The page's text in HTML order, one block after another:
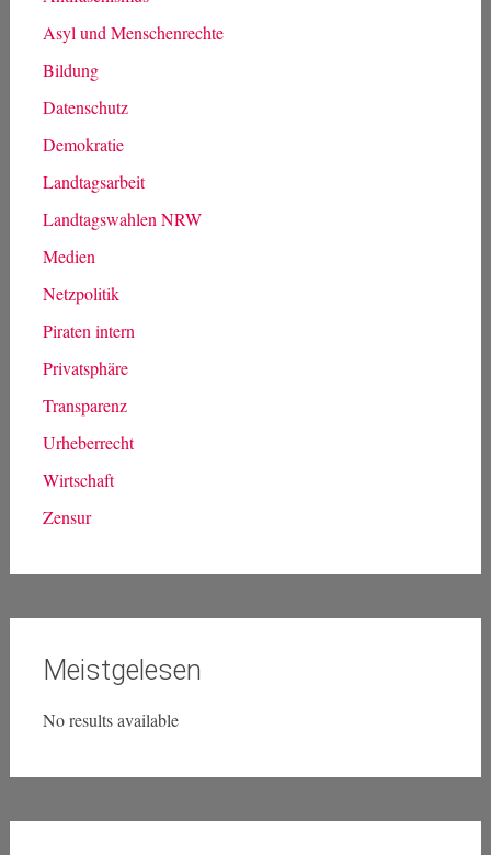
Asyl und Menschenrechte
Bildung
Datenschutz
Demokratie
Landtagsarbeit
Landtagswahlen NRW
Medien
Netzpolitik
Piraten intern
Privatsphäre
Transparenz
Urheberrecht
Wirtschaft
Zensur
Meistgelesen
No results available